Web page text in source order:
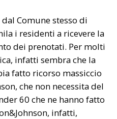
dalComunestesso di
i residenti a ricevere la
dei prenotati. Per molti
infatti sembra che la
fatto ricorso massiccio
che non necessita del
60 che ne hanno fatto
infatti,